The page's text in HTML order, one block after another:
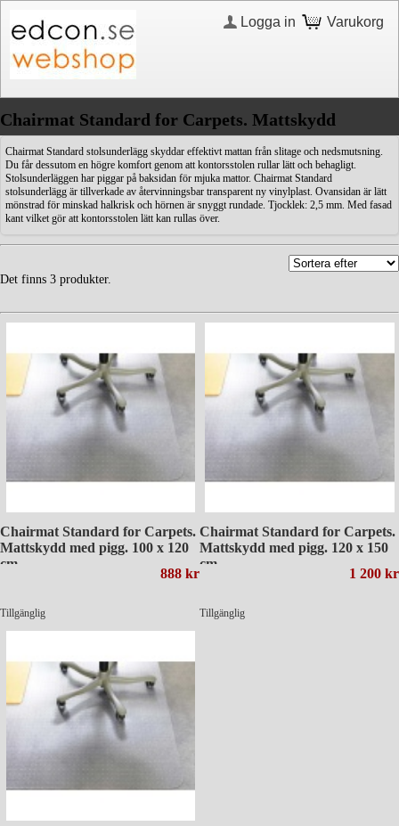
Varukorg
Logga in
Chairmat Standard for Carpets. Mattskydd
Chairmat Standard stolsunderlägg skyddar effektivt mattan från slitage och nedsmutsning.
Du får dessutom en högre komfort genom att kontorsstolen rullar lätt och behagligt.
Stolsunderläggen har piggar på baksidan för mjuka mattor. Chairmat Standard
stolsunderlägg är tillverkade av återvinningsbar transparent ny vinylplast. Ovansidan är lätt
mönstrad för minskad halkrisk och hörnen är snyggt rundade. Tjocklek: 2,5 mm. Med fasad
kant vilket gör att kontorsstolen lätt kan rullas över.
Det finns 3 produkter.
Chairmat Standard for Carpets.
Mattskydd med pigg. 100 x 120
cm.
888 kr
Tillgänglig
Chairmat Standard for Carpets.
Mattskydd med pigg. 120 x 150
cm.
1 200 kr
Tillgänglig